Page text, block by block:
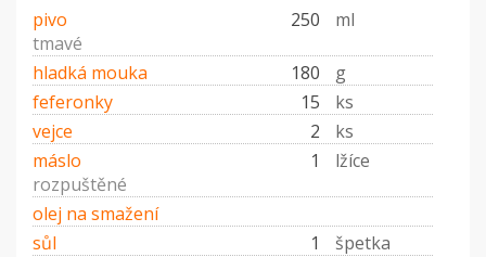
pivo 250
ml
tmavé
hladká mouka
180
g
feferonky
15
ks
vejce
2
ks
máslo
1
lžíce
rozpuštěné
olej na smažení
sůl
1 špetka